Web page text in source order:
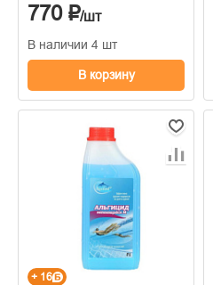
770 ₽/шт
В наличии 4 шт
В корзину
+ 16